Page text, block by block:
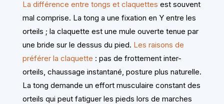
La différence entre tongs et claquettes est souvent
mal comprise. La tong a une fixation en Y entre les
orteils ; la claquette est une mule ouverte tenue par
une bride sur le dessus du pied. Les raisons de
préférer la claquette : pas de frottement inter-
orteils, chaussage instantané, posture plus naturelle.
La tong demande un effort musculaire constant des
orteils qui peut fatiguer les pieds lors de marches